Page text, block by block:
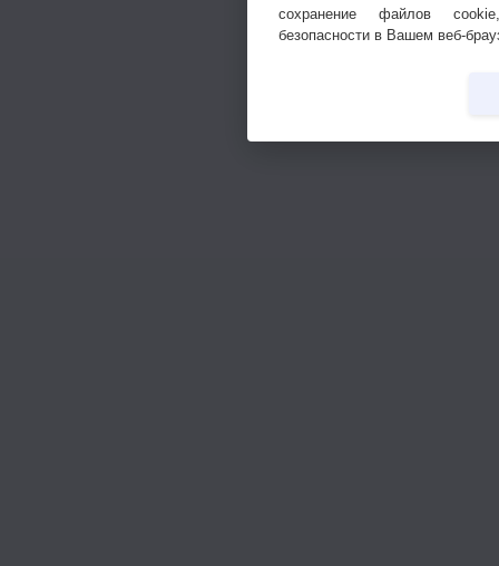
сохранение файлов
безопасности в Вашем веб-